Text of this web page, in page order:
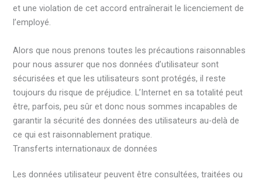
et une violation de cet accord entraînerait le licenciement de
l’employé.
Alors que nous prenons toutes les précautions raisonnables
pour nous assurer que nos données d’utilisateur sont
sécurisées et que les utilisateurs sont protégés, il reste
toujours du risque de préjudice. L’Internet en sa totalité peut
être, parfois, peu sûr et donc nous sommes incapables de
garantir la sécurité des données des utilisateurs au-delà de
ce qui est raisonnablement pratique.
Transferts internationaux de données
Les données utilisateur peuvent être consultées, traitées ou